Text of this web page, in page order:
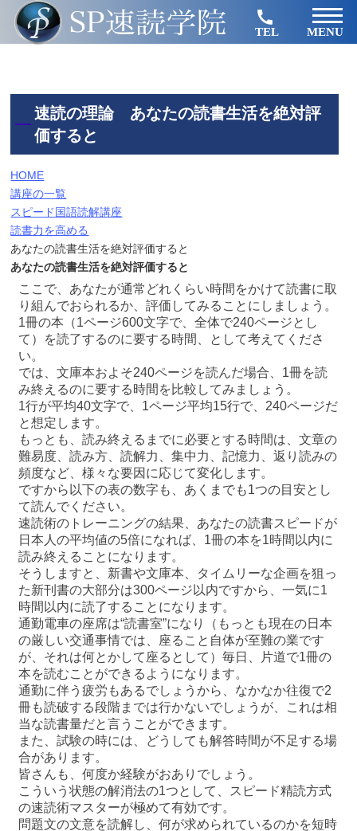
TEL MENU
速読の理論 あなたの読書生活を絶対評
価すると
HOME
講座の一覧
スピード国語読解講座
読書力を高める
あなたの読書生活を絶対評価すると
あなたの読書生活を絶対評価すると
ここで、あなたが通常どれくらい時間をかけて読書に取
り組んでおられるか、評価してみることにしましょう。
1冊の本（1ページ600文字で、全体で240ページとし
て）を読了するのに要する時間、として考えてくださ
い。
では、文庫本およそ240ページを読んだ場合、1冊を読
み終えるのに要する時間を比較してみましょう。
1行が平均40文字で、1ページ平均15行で、240ページだ
と想定します。
もっとも、読み終えるまでに必要とする時間は、文章の
難易度、読み方、読解力、集中力、記憶力、返り読みの
頻度など、様々な要因に応じて変化します。
ですから以下の表の数字も、あくまでも1つの目安とし
て読んでください。
速読術のトレーニングの結果、あなたの読書スピードが
日本人の平均値の5倍になれば、1冊の本を1時間以内に
読み終えることになります。
そうしますと、新書や文庫本、タイムリーな企画を狙っ
た新刊書の大部分は300ページ以内ですから、一気に1
時間以内に読了することになります。
通勤電車の座席は“読書室”になり（もっとも現在の日本
の厳しい交通事情では、座ること自体が至難の業です
が、それは何とかして座るとして）毎日、片道で1冊の
本を読むことができるようになります。
通勤に伴う疲労もあるでしょうから、なかなか往復で2
冊も読破する段階までは行かないでしょうが、これは相
当な読書量だと言うことができます。
また、試験の時には、どうしても解答時間が不足する場
合があります。
皆さんも、何度か経験がおありでしょう。
こういう状態の解消法の1つとして、スピード精読方式
の速読術マスターが極めて有効です。
問題文の文意を読解し、何が求められているのかを短時